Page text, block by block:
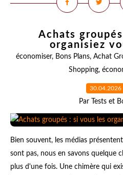
Achats
organisiez
économiser, Bons Plans, Achat
Shopping,
30.04.2026
Par Tests et
Bien souvent, les médias
sont pas, nous en savons quelque
plus d'une fois. Une chimère qui